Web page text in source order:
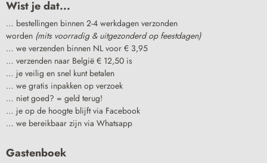
Wist je dat...
… bestellingen binnen 2-4 werkdagen verzonden
worden (mits voorradig & uitgezonderd op feestdagen)
… we verzenden binnen NL voor € 3,95
… verzenden naar België € 12,50 is
… je veilig en snel kunt betalen
… we gratis inpakken op verzoek
… niet goed? = geld terug!
… je op de hoogte blijft via Facebook
… we bereikbaar zijn via Whatsapp
Gastenboek